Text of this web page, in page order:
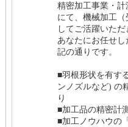
精密加工事業・
にて、機械加工（
してご活躍いただ
あなたにお任せ
記の通りです。
■羽根形状を有す
ンノズルなど) の
り
■加工品の精密計
■加工ノウハウの